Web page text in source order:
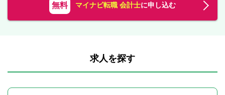
無料 マイナビ転職 会計士に申し込む
求人を探す